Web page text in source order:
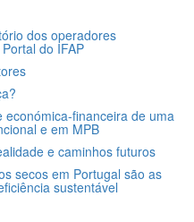
dos operadores
do IFAP
económica-financeira de uma
e em MPB
e caminhos futuros
secos em Portugal são as
sustentável